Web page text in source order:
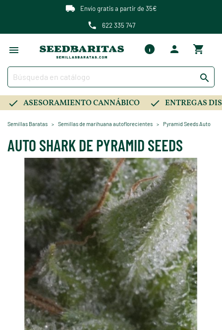
Envío gratis a partir de 35€
622 335 747

ASESORAMIENTO CANNÁBICO ENTREGAS
Semillas Baratas Semillas de marihuana autoflorecientes Pyramid Seeds Auto
AUTO SHARK DE PYRAMID SEEDS